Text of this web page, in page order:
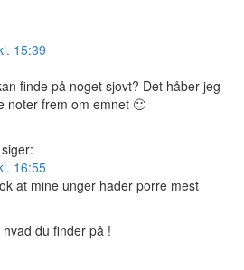
15:39
finde på noget sjovt? Det håber jeg
noter frem om emnet 🙂
siger:
16:55
at mine unger hader porre mest
du finder på !